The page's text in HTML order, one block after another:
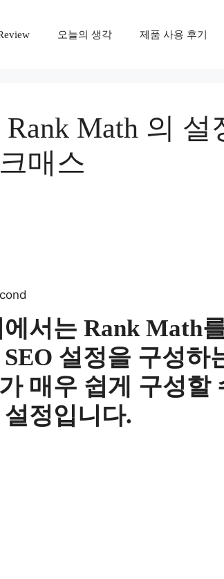
오늘의 생각 제품 사용 후기
Rank Math 의
매스
서는 Rank Math
설정을 구성하
매우 쉽게 구성할
정입니다.